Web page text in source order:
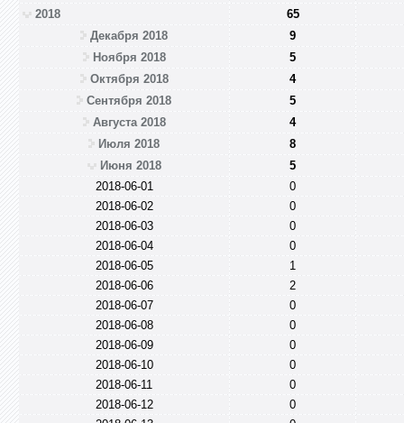
2018
65
Декабря 2018
9
Ноября 2018
5
Октября 2018
4
Сентября 2018
5
Августа 2018
4
Июля 2018
8
Июня 2018
5
2018-06-01
0
2018-06-02
0
2018-06-03
0
2018-06-04
0
2018-06-05
1
2018-06-06
2
2018-06-07
0
2018-06-08
0
2018-06-09
0
2018-06-10
0
2018-06-11
0
2018-06-12
0